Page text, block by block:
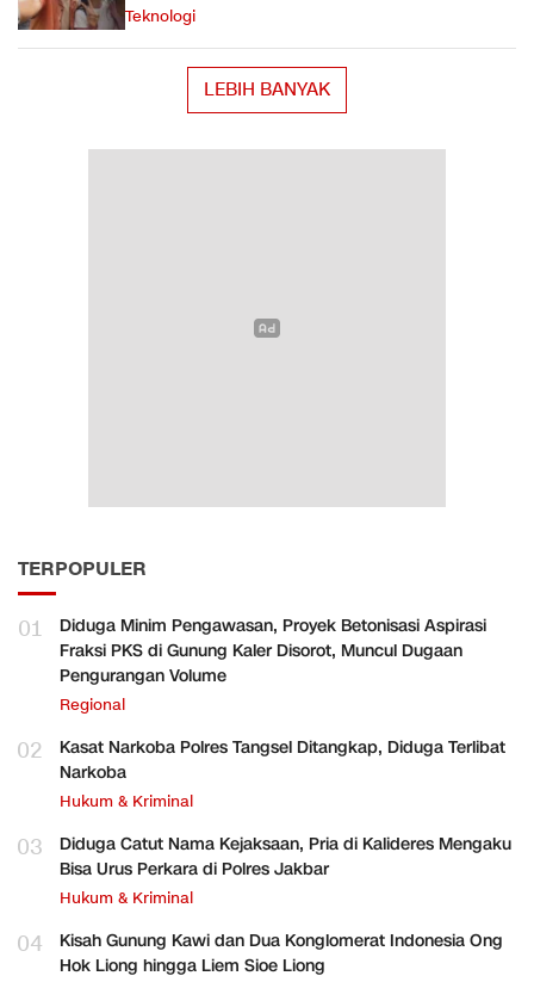
Teknologi
LEBIH BANYAK
TERPOPULER
01
Diduga Minim Pengawasan, Proyek Betonisasi Aspirasi
Fraksi PKS di Gunung Kaler Disorot, Muncul Dugaan
Pengurangan Volume
Regional
02
Kasat Narkoba Polres Tangsel Ditangkap, Diduga Terlibat
Narkoba
Hukum & Kriminal
03
Diduga Catut Nama Kejaksaan, Pria di Kalideres Mengaku
Bisa Urus Perkara di Polres Jakbar
Hukum & Kriminal
04
Kisah Gunung Kawi dan Dua Konglomerat Indonesia Ong
Hok Liong hingga Liem Sioe Liong